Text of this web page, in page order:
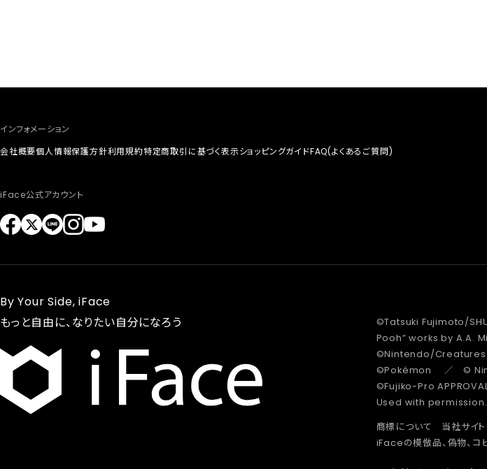
インフォメーション
会社概要個人情報保護方針利用規約特定商取引に基づく表示ショッピングガイドFAQ(よくあるご質問)
iFace公式アカウント
©Tatsuki Fujimoto/
Pooh” works by
©Nintendo/Creatures
©Pokémon ／ ©
©Fujiko-Pro
Used with
商標について 当社サイト
iFaceの模倣品、偽物、コ
By Your Side, iFace
もっと自由に、なりたい自分になろう